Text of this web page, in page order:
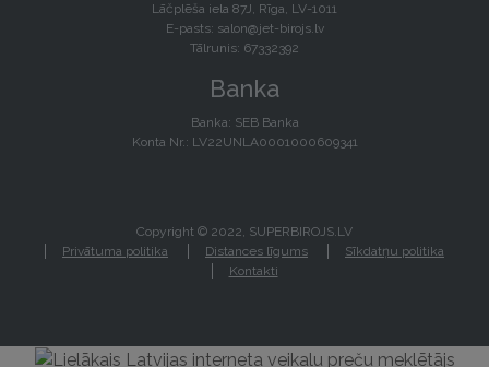
Lāčplēša iela 87J, Rīga, LV-1011
E-pasts: salon@jet-birojs.lv
Tālrunis: 67332392
Banka
Banka: SEB Banka
Konta Nr.: LV22UNLA0001000609341
Copyright © 2022, SUPERBIROJS.LV
Privātuma politika
Distances līgums
Sīkdatņu politika
Kontakti